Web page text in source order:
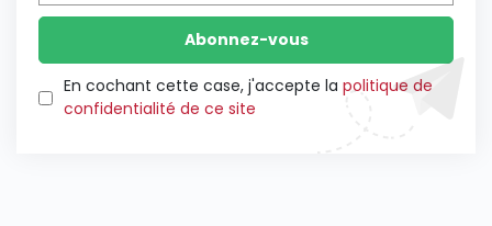
En cochant cette case, j'accepte la politique de
confidentialité de ce site